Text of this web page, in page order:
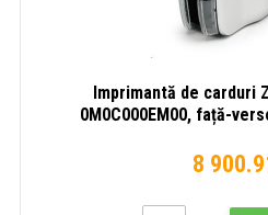
Imprimantă de carduri
0M0C000EM00, față-
8